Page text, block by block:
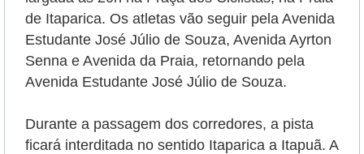
de Itaparica. Os atletas vão seguir pela Avenida
Estudante José Júlio de Souza, Avenida Ayrton
Senna e Avenida da Praia, retornando pela
Avenida Estudante José Júlio de Souza.
Durante a passagem dos corredores, a pista
ficará interditada no sentido Itaparica a Itapuã. A